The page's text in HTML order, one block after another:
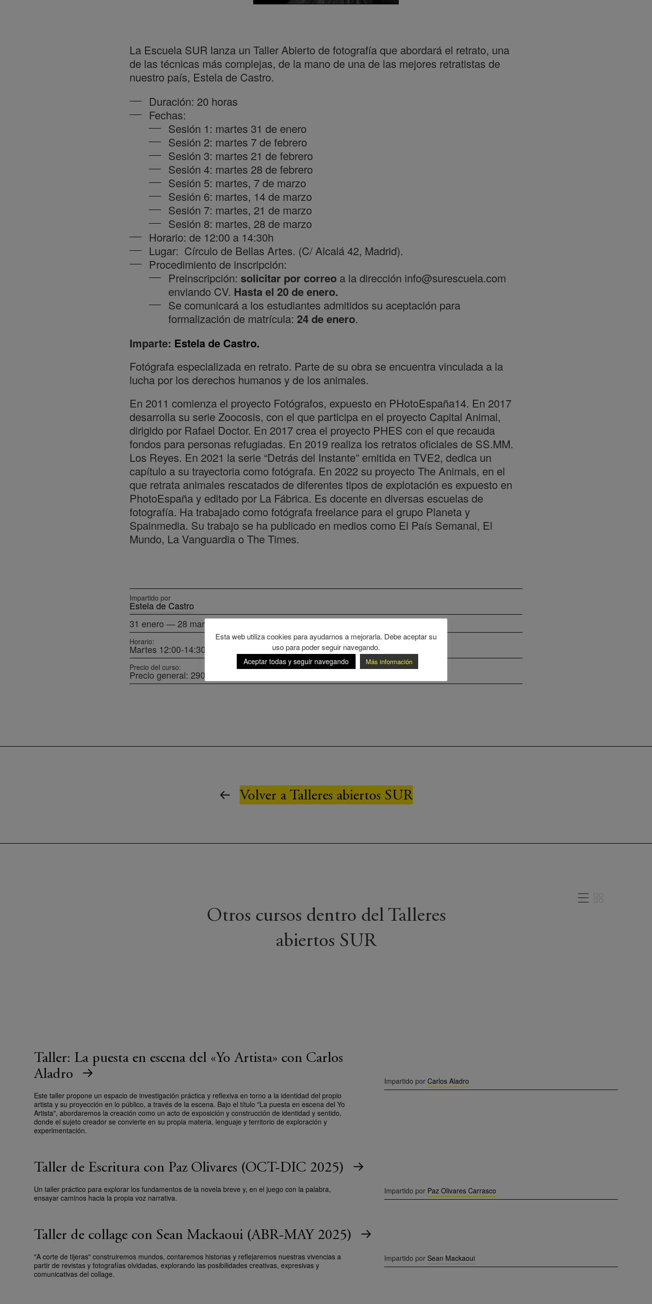
La Escuela SUR lanza un Taller Abierto de fotografía que abordará el retrato, una
de las técnicas más complejas, de la mano de una de las mejores retratistas de
nuestro país, Estela de Castro.
Duración: 20 horas
Fechas:
Sesión 1: martes 31 de enero
Sesión 2: martes 7 de febrero
Sesión 3: martes 21 de febrero
Sesión 4: martes 28 de febrero
Sesión 5: martes, 7 de marzo
Sesión 6: martes, 14 de marzo
Sesión 7: martes, 21 de marzo
Sesión 8: martes, 28 de marzo
Horario: de 12:00 a 14:30h
Lugar: Círculo de Bellas Artes. (C/ Alcalá 42, Madrid).
Procedimiento de inscripción:
Preinscripción:solicitar por correo a la dirección info@surescuela.com
enviando CV. Hasta el 20 de enero.
Se comunicará a los estudiantes admitidos su aceptación para
formalización de matrícula: 24 de enero.
Imparte: Estela de Castro.
Fotógrafa especializada en retrato. Parte de su obra se encuentra vinculada a la
lucha por los derechos humanos y de los animales.
En 2011 comienza el proyecto Fotógrafos, expuesto en PHotoEspaña14. En 2017
desarrolla su serie Zoocosis, con el que participa en el proyecto Capital Animal,
dirigido por Rafael Doctor. En 2017 crea el proyecto PHES con el que recauda
fondos para personas refugiadas. En 2019 realiza los retratos oficiales de SS.MM.
Los Reyes. En 2021 la serie “Detrás del Instante” emitida en TVE2, dedica un
capítulo a su trayectoria como fotógrafa. En 2022 su proyecto The Animals, en el
que retrata animales rescatados de diferentes tipos de explotación es expuesto en
PhotoEspaña y editado por La Fábrica. Es docente en diversas escuelas de
fotografía. Ha trabajado como fotógrafa freelance para el grupo Planeta y
Spainmedia. Su trabajo se ha publicado en medios como El País Semanal, El
Mundo, La Vanguardia o The Times.
Impartido por
Estela de Castro
31 enero — 28 marzo
Horario:
Martes 12:00-14:30h.
Precio del curso:
Precio general: 290€ · Socios y amigos CBA, alumni SUR: 230€.
Volver a Talleres abiertos SUR
Otros cursos dentro del Talleres
abiertos SUR
Taller: La puesta en escena del «Yo Artista» con Carlos
Aladro
Este taller propone un espacio de investigación práctica y reflexiva en torno a la identidad del propio
artista y su proyección en lo público, a través de la escena. Bajo el título "La puesta en escena del Yo
Artista", abordaremos la creación como un acto de exposición y construcción de identidad y sentido,
donde el sujeto creador se convierte en su propia materia, lenguaje y territorio de exploración y
experimentación.
Impartido por Carlos Aladro
Taller de Escritura con Paz Olivares (OCT-DIC 2025)
Un taller práctico para explorar los fundamentos de la novela breve y, en el juego con la palabra,
ensayar caminos hacia la propia voz narrativa.
Impartido por Paz Olivares Carrasco
Taller de collage con Sean Mackaoui (ABR-MAY 2025)
"A corte de tijeras" construiremos mundos, contaremos historias y reflejaremos nuestras vivencias a
partir de revistas y fotografías olvidadas, explorando las posibilidades creativas, expresivas y
comunicativas del collage.
Impartido por Sean Mackaoui
Esta web utiliza cookies para ayudarnos a mejorarla. Debe aceptar su
uso para poder seguir navegando.
Aceptar todas y seguir navegando Más información